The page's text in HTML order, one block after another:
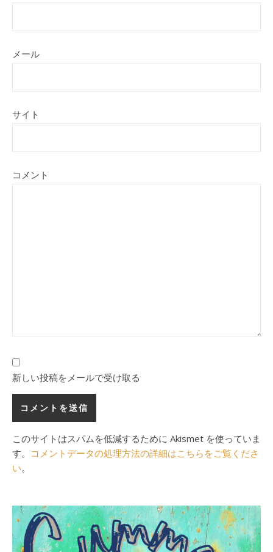
メール
サイト
コメント
新しい投稿をメールで受け取る
このサイトはスパムを低減するために Akismet を使っていま
す。 コメントデータの処理方法の詳細はこちらをご覧くださ
い。